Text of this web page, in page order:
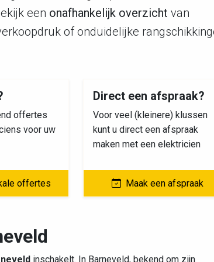
een onafhankelijk overzicht van
of onduidelijke
offertes
voor uw
offertes
Direct een afspraak?
Voor veel (kleinere) klussen
kunt u direct een afspraak
maken met een elektricien
Maak een afspraak
inschakelt. In Barneveld, bekend om zijn